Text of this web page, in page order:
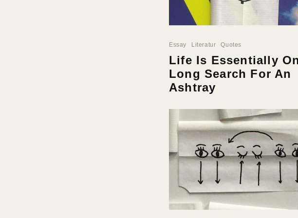
Essay Literatur Quotes
Life Is Essentially
Long Search For An
Ashtray